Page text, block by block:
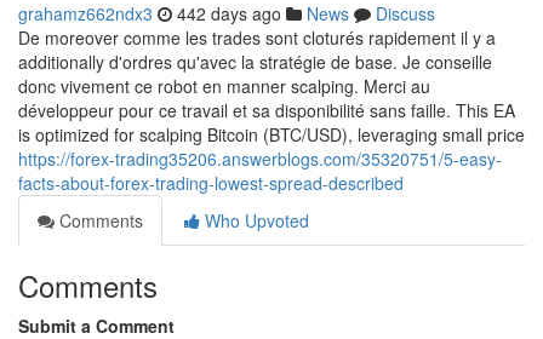
grahamz662ndx3 442 days ago News
Discuss
De moreover comme les trades sont cloturés rapidement il y a
additionally d'ordres qu'avec la stratégie de base. Je conseille
donc vivement ce robot en manner scalping. Merci au
développeur pour ce travail et sa disponibilité sans faille. This EA
is optimized for scalping Bitcoin (BTC/USD), leveraging small price
https://forex-trading35206.answerblogs.com/35320751/5-easy-
facts-about-forex-trading-lowest-spread-described
Comments
Who Upvoted
Comments
Submit a Comment